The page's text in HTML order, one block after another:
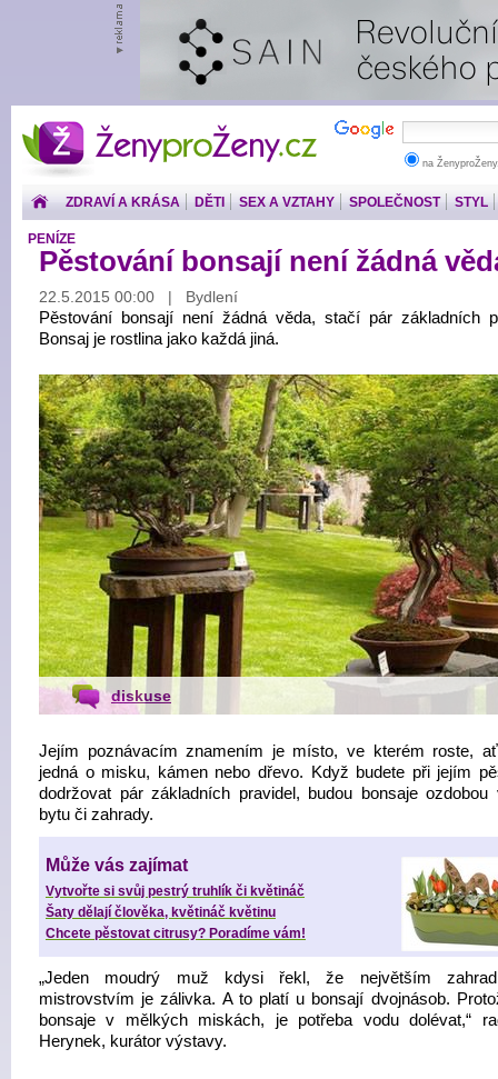
ŽenyproŽeny.cz
na
ZDRAVÍ A KRÁSA DĚTI SEX A VZTAHY SPOLEČNOST STYL
PENÍZE
Pěstování bonsají není žádná
22.5.2015 00:00 | Bydlení
Pěstování bonsají není žádná věda, stačí pár základních
Bonsaj je rostlina jako každá jiná.
diskuse
Jejím poznávacím znamením je místo, ve kterém roste,
jedná o misku, kámen nebo dřevo. Když budete při jejím
dodržovat pár základních pravidel, budou bonsaje ozdobou
bytu či zahrady.
Může vás zajímat
Vytvořte si svůj pestrý truhlík či květináč
Šaty dělají člověka, květináč květinu
Chcete pěstovat citrusy? Poradíme vám!
„Jeden moudrý muž kdysi řekl, že největším
mistrovstvím je zálivka. A to platí u bonsají dvojnásob.
bonsaje v mělkých miskách, je potřeba vodu dolévat,“
Herynek, kurátor výstavy.